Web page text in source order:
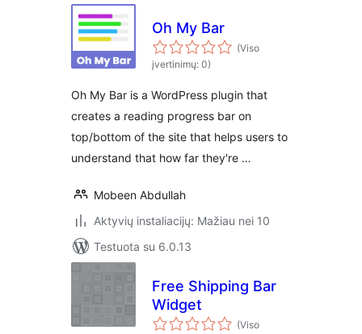
Oh My Bar
(Viso
įvertinimų: 0)
Oh My Bar is a WordPress plugin that
creates a reading progress bar on
top/bottom of the site that helps users to
understand that how far they're …
Mobeen Abdullah
Aktyvių instaliacijų: Mažiau nei 10
Testuota su 6.0.13
Free Shipping Bar
Widget
(Viso